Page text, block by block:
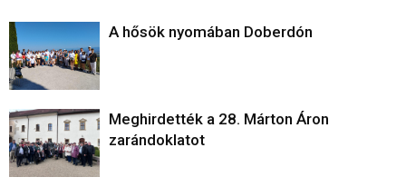
A hősök nyomában Doberdón
Meghirdették a 28. Márton Áron
zarándoklatot